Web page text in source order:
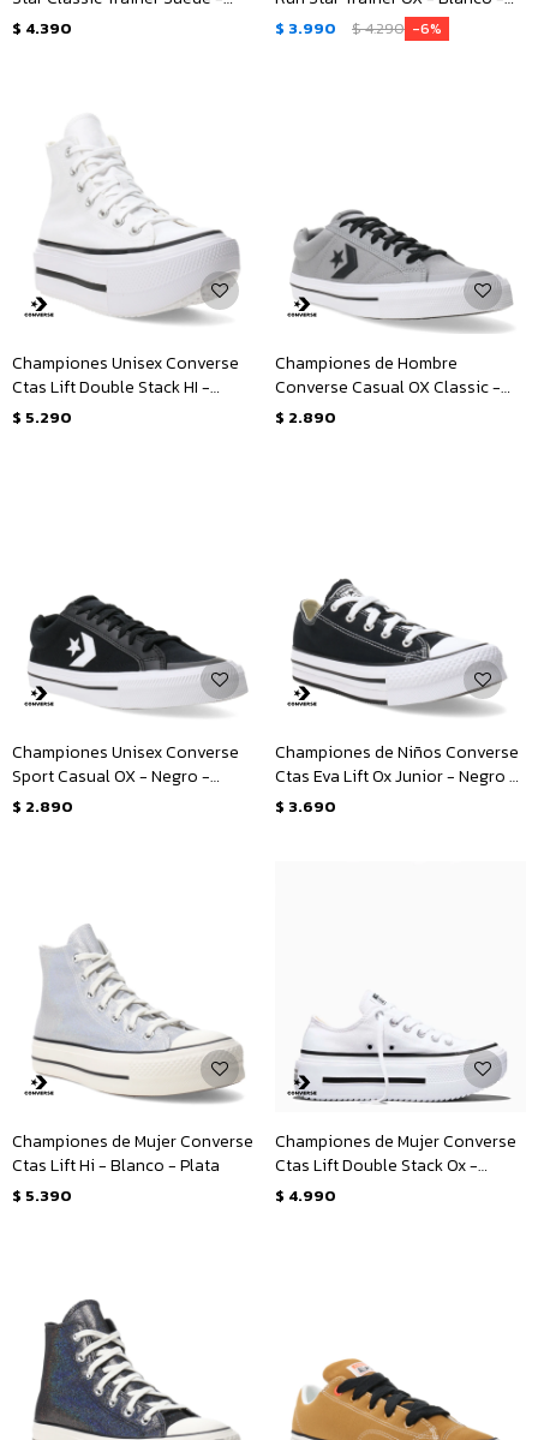
Negro
$ 4.390
Negro
$ 3.990 $4.290 6
Championes Unisex Converse
Ctas Lift Double Stack HI -
Blanco - Negro
$ 5.290
Championes de Hombre
Converse Casual OX Classic -
Gris - Negro - Blanco
$ 2.890
Championes Unisex Converse
Sport Casual OX - Negro -
Blanco
$ 2.890
Championes de Niños Converse
Ctas Eva Lift Ox Junior - Negro -
Blanco
$ 3.690
Championes de Mujer Converse
Ctas Lift Hi - Blanco - Plata
$ 5.390
Championes de Mujer Converse
Ctas Lift Double Stack Ox -
Blanco - Negro
$ 4.990